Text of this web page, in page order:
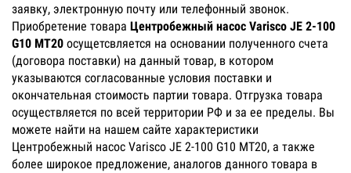
заявку, электронную почту или телефонный звонок.
Приобретение товара Центробежный насос Varisco JE 2-100
G10 MT20 осущетсвляется на основании полученного счета
(договора поставки) на данный товар, в котором
указываются согласованные условия поставки и
окончательная стоимость партии товара. Отгрузка товара
осуществляется по всей территории РФ и за ее пределы. Вы
можете найти на нашем сайте характеристики
Центробежный насос Varisco JE 2-100 G10 MT20, а также
более широкое предложение, аналогов данного товара в